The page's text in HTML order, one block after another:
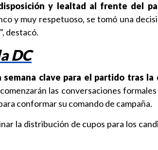
y lealtad al frente del
y muy respetuoso, se tomó una
destacó.
DC
semana clave para el partido tras
las conversaciones
conformar su comando de campaña.
la distribución de cupos para los